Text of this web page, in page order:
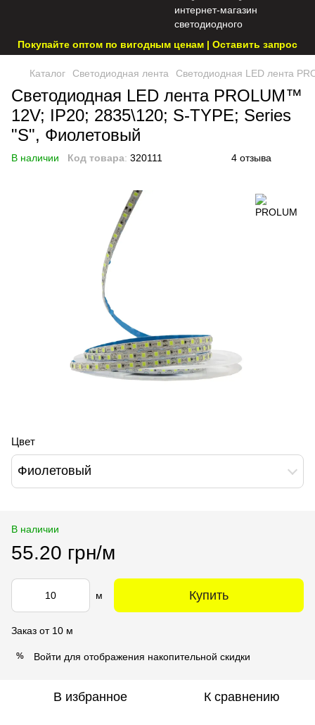
Покупайте оптом по вигодным ценам | Оставить запрос
Каталог Светодиодная лента Светодиодная LED лента
Светодиодная LED лента PROLUM™
12V; IP20; 2835\120; S-TYPE; Series
"S", Фиолетовый
В наличии Код товара: 320111 4 отзыва
Цвет
Фиолетовый
В наличии
55.20 грн/м
м Купить
Заказ от 10 м
% Войти для отображения накопительной скидки
В избранное К сравнению